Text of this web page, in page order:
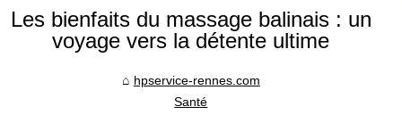
Les bienfaits du massage balinais : un
voyage vers la détente ultime
hpservice-rennes.com
Santé